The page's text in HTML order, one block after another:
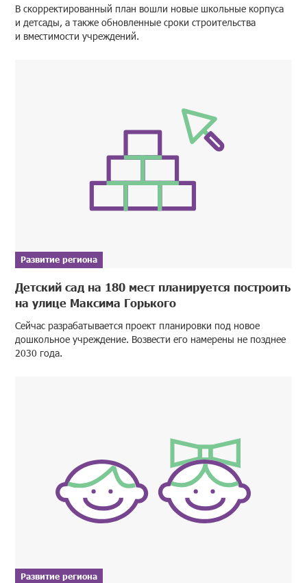
В скорректированный план вошли новые школьные корпуса
и детсады, а также обновленные сроки строительства
и вместимости учреждений.
Развитие региона
Детский сад на 180 мест планируется построить
на улице Максима Горького
Сейчас разрабатывается проект планировки под новое
дошкольное учреждение. Возвести его намерены не позднее
2030 года.
Развитие региона